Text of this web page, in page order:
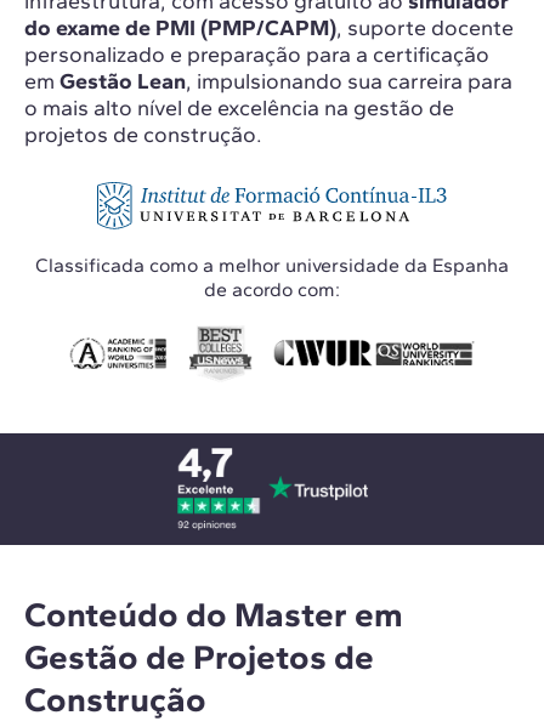
do exame de PMI (PMP/CAPM), suporte docente
personalizado e preparação para a certificação
em Gestão Lean, impulsionando sua carreira para
o mais alto nível de excelência na gestão de
projetos de construção.
Classificada como a melhor universidade da Espanha
de acordo com:
Conteúdo do Master em
Gestão de Projetos de
Construção